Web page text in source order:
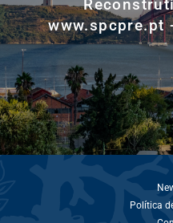
www.spcpre.pt
Política